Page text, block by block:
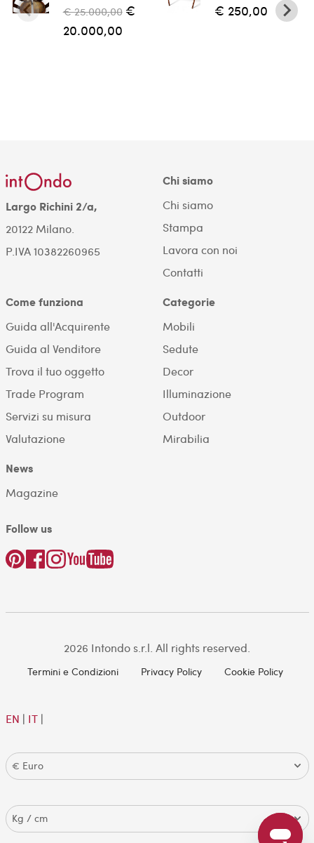
€ 25.000,00 €
20.000,00
€ 250,00
Largo Richini 2/a,
20122 Milano.
P.IVA 10382260965
Chi siamo
Chi siamo
Stampa
Lavora con noi
Contatti
Come funziona
Guida all'Acquirente
Guida al Venditore
Trova il tuo oggetto
Trade Program
Servizi su misura
Valutazione
Categorie
Mobili
Sedute
Decor
Illuminazione
Outdoor
Mirabilia
News
Magazine
Follow us
2026 Intondo s.r.l. All rights reserved.
Termini e Condizioni Privacy Policy Cookie Policy
EN | IT|